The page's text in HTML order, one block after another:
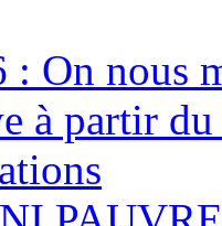
: On nous
à partir